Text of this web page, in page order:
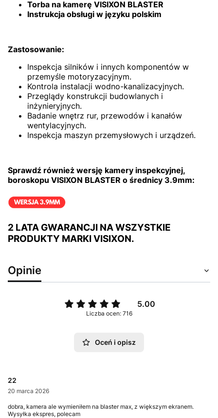
Torba na kamerę VISIXON BLASTER
Instrukcja obsługi w języku polskim
Zastosowanie:
Inspekcja silników i innych komponentów w
przemyśle motoryzacyjnym.
Kontrola instalacji wodno-kanalizacyjnych.
Przeglądy konstrukcji budowlanych i
inżynieryjnych.
Badanie wnętrz rur, przewodów i kanałów
wentylacyjnych.
Inspekcja maszyn przemysłowych i urządzeń.
Sprawdź również wersję kamery inspekcyjnej,
boroskopu VISIXON BLASTER o średnicy 3.9mm:
2 LATA GWARANCJI NA WSZYSTKIE
PRODUKTY MARKI VISIXON.
Opinie
5.00
Liczba ocen: 716
Oceń i opisz
22
20 marca 2026
dobra, kamera ale wymieniłem na blaster max, z większym ekranem.
Wysyłka ekspres, polecam